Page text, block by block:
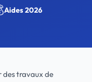
Aides 2026
des travaux de